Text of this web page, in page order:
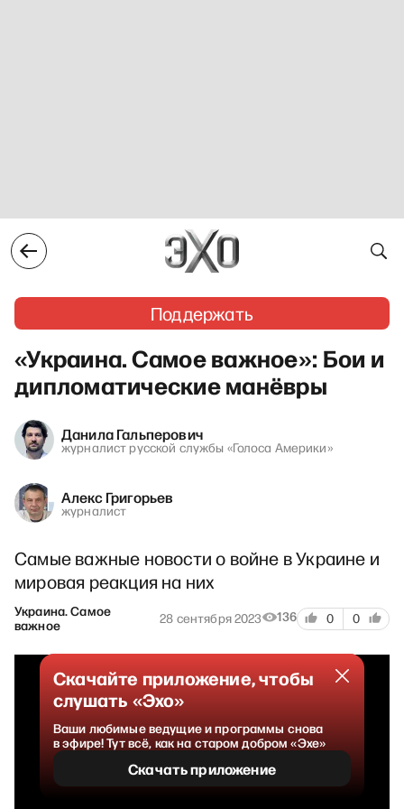
Поддержать
«Украина. Самое важное»: Бои и
дипломатические манёвры
Данила Гальперович
журналист русской службы «Голоса Америки»
Алекс Григорьев
журналист
Самые важные новости о войне в Украине и
мировая реакция на них
Украина. Самое
важное
28 сентября 2023 136 0 0
Скачайте приложение, чтобы
слушать «Эхо»
Ваши любимые ведущие и программы снова
в эфире! Тут всё, как на старом добром «Эхе»
Скачать приложение